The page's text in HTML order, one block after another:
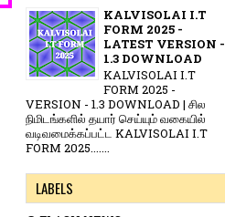
KALVISOLAI I.T
FORM 2025 -
LATEST VERSION -
1.3 DOWNLOAD
KALVISOLAI I.T
FORM 2025 -
VERSION - 1.3 DOWNLOAD | சில
நிமிடங்களில் தயார் செய்யும் வகையில்
வடிவமைக்கப்பட்ட KALVISOLAI I.T
FORM 2025.......
LABELS